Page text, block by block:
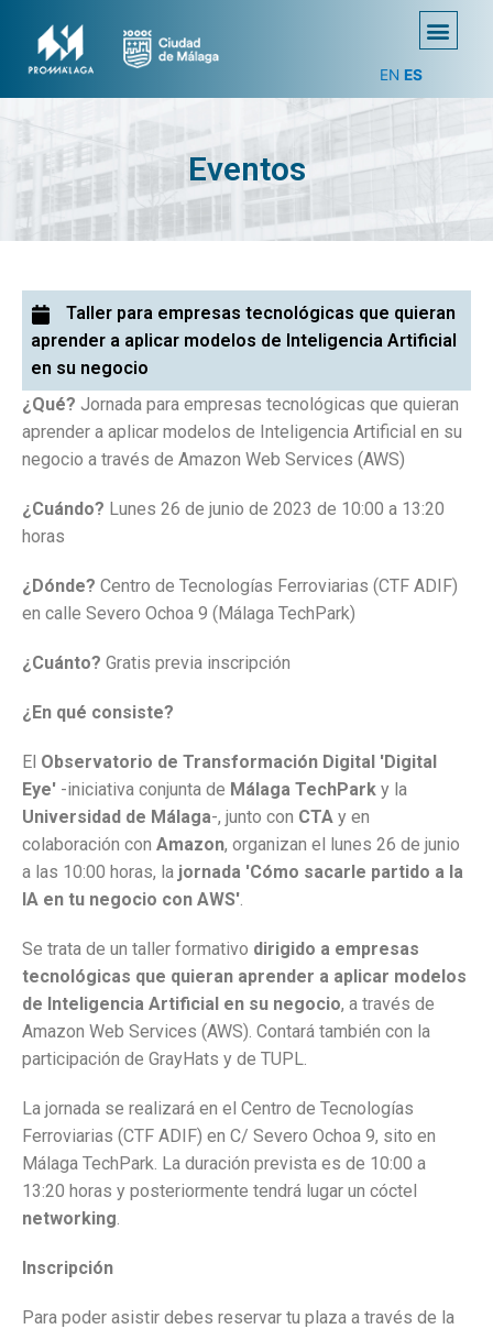
EN ES
Eventos
Taller para empresas tecnológicas que quieran
aprender a aplicar modelos de Inteligencia Artificial
en su negocio
¿Qué? Jornada para empresas tecnológicas que quieran
aprender a aplicar modelos de Inteligencia Artificial en su
negocio a través de Amazon Web Services (AWS)
¿Cuándo? Lunes 26 de junio de 2023 de 10:00 a 13:20
horas
¿Dónde? Centro de Tecnologías Ferroviarias (CTF ADIF)
en calle Severo Ochoa 9 (Málaga TechPark)
¿Cuánto? Gratis previa inscripción
¿En qué consiste?
El Observatorio de Transformación Digital 'Digital
Eye' -iniciativa conjunta de Málaga TechPark y la
Universidad de Málaga-, junto con CTA y en
colaboración con Amazon, organizan el lunes 26 de junio
a las 10:00 horas, la jornada 'Cómo sacarle partido a la
IA en tu negocio con AWS'.
Se trata de un taller formativo dirigido a empresas
tecnológicas que quieran aprender a aplicar modelos
de Inteligencia Artificial en su negocio, a través de
Amazon Web Services (AWS). Contará también con la
participación de GrayHats y de TUPL.
La jornada se realizará en el Centro de Tecnologías
Ferroviarias (CTF ADIF) en C/ Severo Ochoa 9, sito en
Málaga TechPark. La duración prevista es de 10:00 a
13:20 horas y posteriormente tendrá lugar un cóctel
networking.
Inscripción
Para poder asistir debes reservar tu plaza a través de la